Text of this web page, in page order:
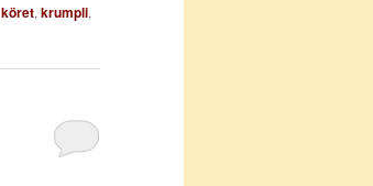
köret, krumpli,